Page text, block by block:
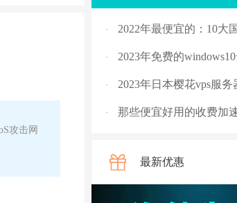
攻击网
· 2022年最便宜的：10大
· 2023年免费的
· 2023年日本樱花vps服务
· 那些便宜好用的收费加
2023年，国外十大免费
rpc服务器不可用的4种解
最新优惠